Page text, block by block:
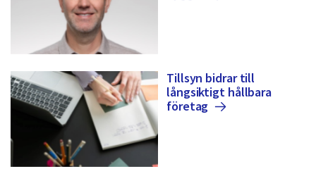
Tillsyn bidrar till
långsiktigt hållbara
företag